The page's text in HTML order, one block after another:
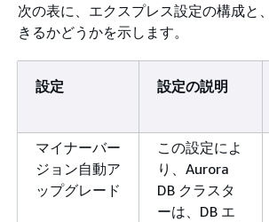
次の表に、エクスプレス設定の構成と
きるかどうかを示します。
設定 設定の説明
マイナーバー
ジョン自動ア
ップグレード
この設定によ
り、Aurora
DB クラスタ
ーは、DB エ